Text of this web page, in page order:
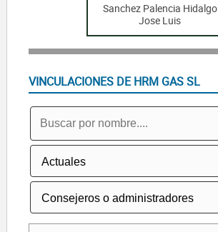
Sanchez Palencia Hidalgo
Jose Luis
VINCULACIONES DE HRM GAS SL